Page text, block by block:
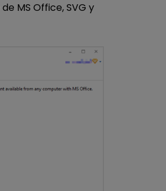
MS Office, SVG y